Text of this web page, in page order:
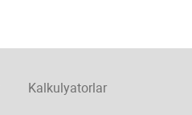
Kalkulyatorlar